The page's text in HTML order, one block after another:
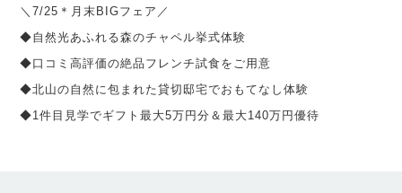
＼7/25＊月末BIGフェア／
◆自然光あふれる森のチャペル挙式体験
◆口コミ高評価の絶品フレンチ試食をご用意
◆北山の自然に包まれた貸切邸宅でおもてなし体験
◆1件目見学でギフト最大5万円分＆最大140万円優待